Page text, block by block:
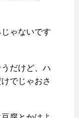
ゃないです
だけど、ハ
でじゃおさ